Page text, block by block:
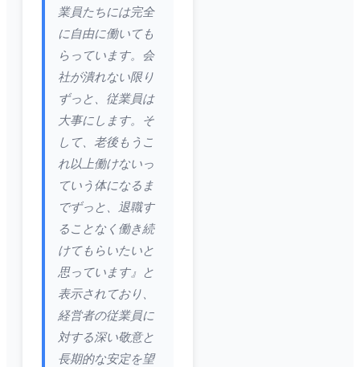
業員たちには完全
に自由に働いても
らっています。会
社が潰れない限り
ずっと、従業員は
大事にします。そ
して、老後もうこ
れ以上働けないっ
ていう体になるま
でずっと、退職す
ることなく働き続
けてもらいたいと
思っています』と
表示されており、
経営者の従業員に
対する深い敬意と
長期的な安定を望